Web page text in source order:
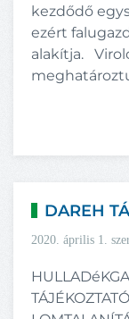
kezdődő
ezért
alakítja.
DAREH
2020. április 1.